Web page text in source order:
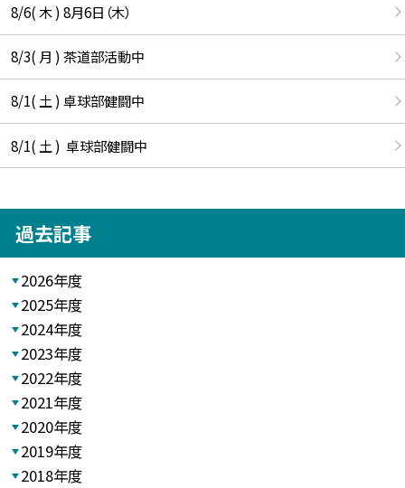
8/6( 木 ) 8月6日（木）
8/3( 月 ) 茶道部活動中
8/1( 土 ) 卓球部健闘中
8/1( 土 ) 卓球部健闘中
過去記事
2026年度
2025年度
2024年度
2023年度
2022年度
2021年度
2020年度
2019年度
2018年度